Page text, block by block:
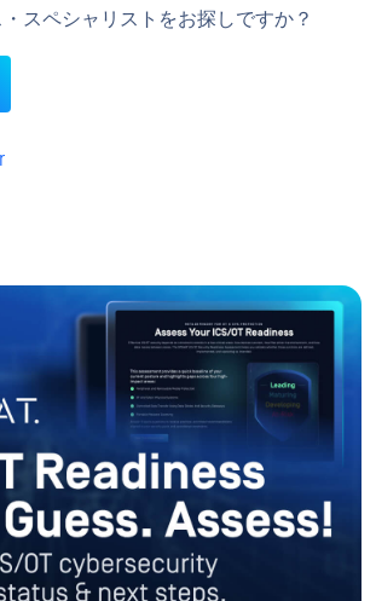
スペシャリストをお探しですか？